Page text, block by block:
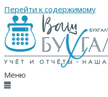
Перейти к содержимому
Меню